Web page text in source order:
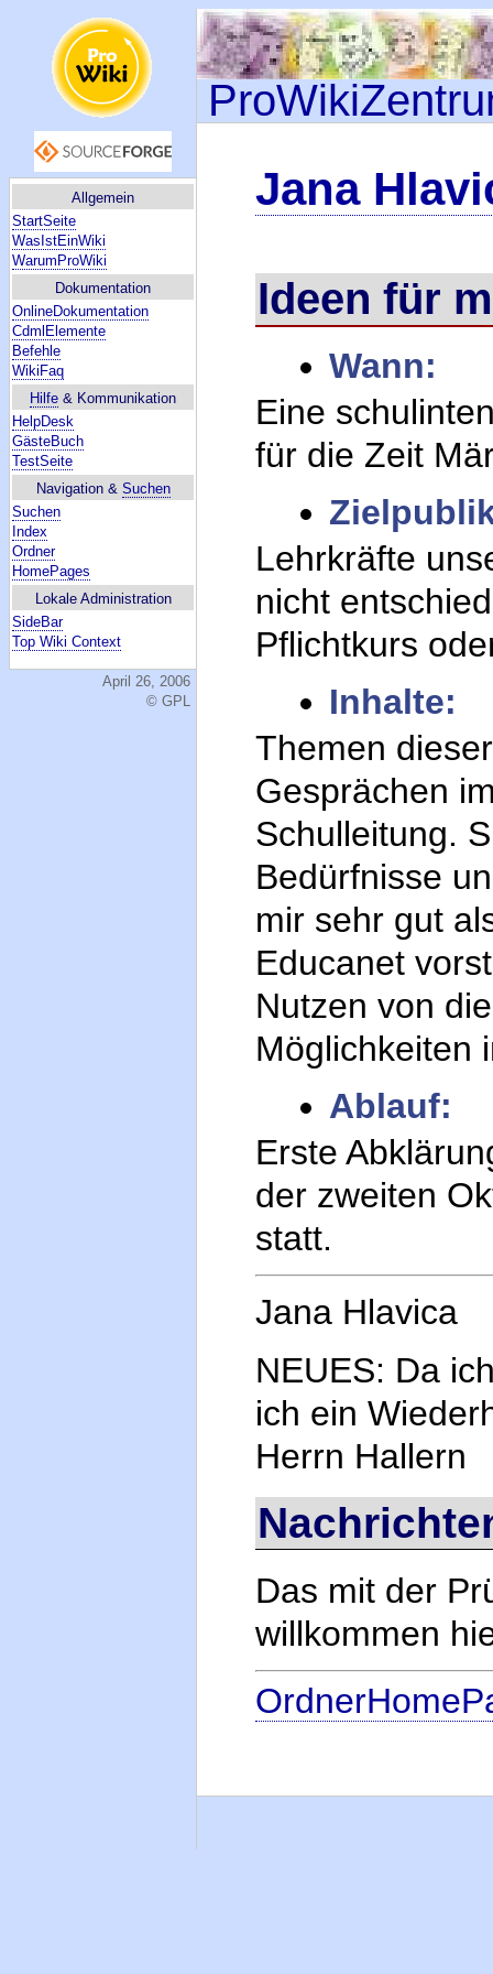
Allgemein
StartSeite
WasIstEinWiki
WarumProWiki
Dokumentation
OnlineDokumentation
CdmlElemente
Befehle
WikiFaq
Hilfe & Kommunikation
HelpDesk
GästeBuch
TestSeite
Navigation & Suchen
Suchen
Index
Ordner
HomePages
Lokale Administration
SideBar
Top Wiki Context
April 26, 2006
© GPL
Jana
Ideen für
Wann:
Eine
für die Zeit
Lehrkräfte
nicht
Pflichtkurs
Inhalte:
Themen
Gesprächen
Schulleitung.
Bedürfnisse
mir sehr gut
Educanet
Nutzen von
Möglichkeiten
Ablauf:
Erste
der zweiten
statt.
Jana Hlavica
NEUES: Da
ich ein
Herrn Hallern
Das mit der
willkommen